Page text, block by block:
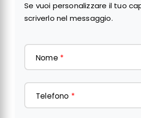
Se vuoi personalizzare il tuo
scriverlo nel messaggio.
Nome *
Telefono *